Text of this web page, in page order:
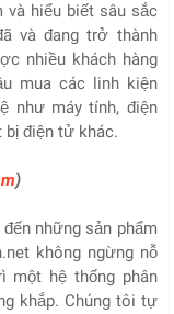
và hiểu biết sâu sắc
và đang trở thành
nhiều khách hàng
mua các linh kiện
như máy tính, điện
bị điện tử khác.
)
những sản phẩm
không ngừng nỗ
một hệ thống phân
khắp. Chúng tôi tự